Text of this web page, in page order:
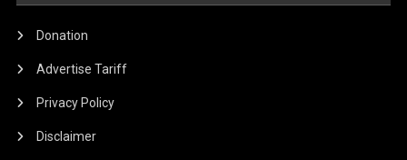
Donation
Advertise Tariff
Privacy Policy
Disclaimer